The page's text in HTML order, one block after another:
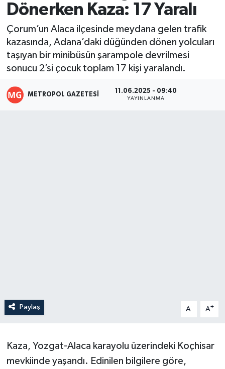
Dönerken Kaza: 17 Yaralı
Çorum’un Alaca ilçesinde meydana gelen trafik
kazasında, Adana’daki düğünden dönen yolcuları
taşıyan bir minibüsün şarampole devrilmesi
sonucu 2’si çocuk toplam 17 kişi yaralandı.
METROPOL GAZETESI 11.06.2025 - 09:40
YAYINLANMA
Paylaş A- A+
Kaza, Yozgat-Alaca karayolu üzerindeki Koçhisar
mevkiinde yaşandı. Edinilen bilgilere göre,
Resmi İlanlar